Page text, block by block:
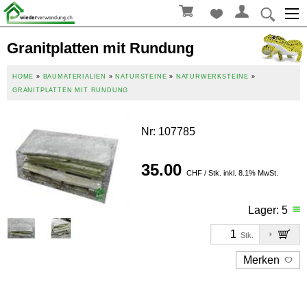
Granitplatten mit Rundung
HOME » BAUMATERIALIEN » NATURSTEINE » NATURWERKSTEINE »
GRANITPLATTEN MIT RUNDUNG
Nr: 107785
35.00 CHF / Stk. inkl. 8.1% MwSt.
Lager: 5
Stk.
Merken